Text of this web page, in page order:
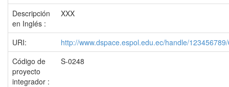
Descripción
en Inglés :
XXX
URI:
http://www.dspace.espol.edu.ec/handle/
Código de
proyecto
integrador :
S-0248